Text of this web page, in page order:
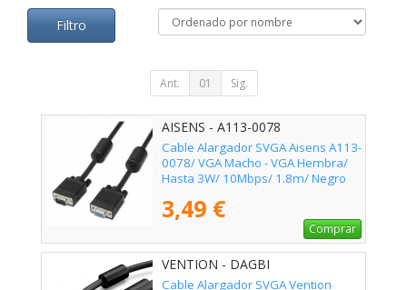
Filtro
Ant. 01 Sig.
AISENS - A113-0078
Cable Alargador SVGA Aisens A113-
0078/ VGA Macho - VGA Hembra/
Hasta 3W/ 10Mbps/ 1.8m/ Negro
3,49 €
Comprar
VENTION - DAGBI
Cable Alargador SVGA Vention